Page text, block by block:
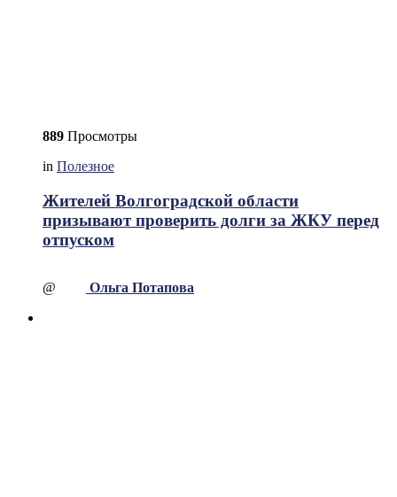
889 Просмотры
in Полезное
Жителей Волгоградской области
призывают проверить долги за ЖКУ перед
отпуском
@ Ольга Потапова